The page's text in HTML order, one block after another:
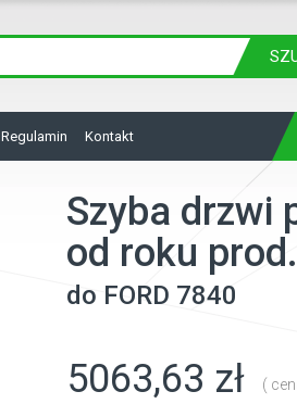
Regulamin Kontakt
Szyba drzwi
od roku
do FORD 7840
5063,63 zł (